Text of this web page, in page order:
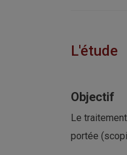
L'étude
Objectif
Le
portée